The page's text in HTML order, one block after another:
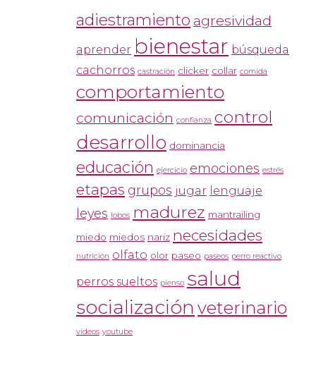
adiestramiento agresividad
aprender bienestar búsqueda
cachorros castración clicker collar comida
comportamiento
comunicación confianza control
desarrollo dominancia
educación ejercicio emociones estrés
etapas grupos jugar lenguaje
leyes lobos madurez mantrailing
miedo miedos nariz necesidades
nutrición olfato olor paseo paseos perro reactivo
perros sueltos pienso salud
socialización veterinario
vídeos youtube